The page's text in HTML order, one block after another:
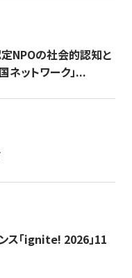
NPOの社会的認知と
ットワーク」...
ス「ignite! 2026」11